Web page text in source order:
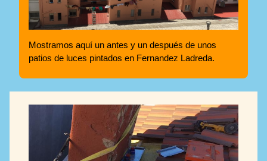
Mostramos aquí un antes y un después de unos
patios de luces pintados en Fernandez Ladreda.